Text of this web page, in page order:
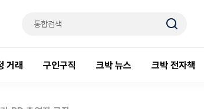
거래 구인구직 크박 뉴스 크박 전자책